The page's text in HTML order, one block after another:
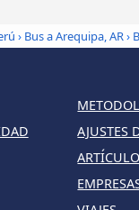
› Bus a Arequipa, AR›
AJUSTES
ARTÍCULO